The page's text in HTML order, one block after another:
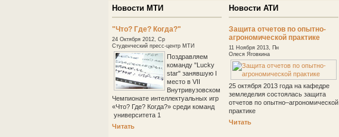
Новости МТИ
"Что? Где? Когда?"
24 Октября 2012, Ср
Студенческий пресс-центр МТИ
Поздравляем
команду "Lucky
star" занявшую I
место в VII
Внутривузовском
Чемпионате интеллектуальных игр
«Что? Где? Когда?» среди команд
университета 1
Читать
Новости АТИ
Защита отчетов по опытно-
агрономической практике
11 Ноября 2013, Пн
Олеся Яговкина
25 октября 2013 года на кафедре
земледелия состоялась защита
отчетов по опытно–агрономической
практике
Читать